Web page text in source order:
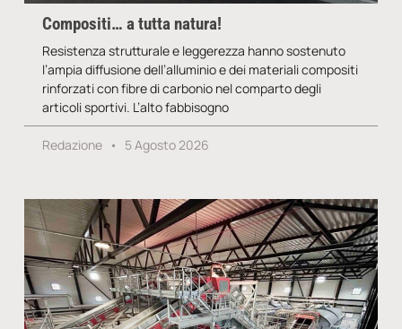
Compositi… a tutta natura!
Resistenza strutturale e leggerezza hanno sostenuto
l’ampia diffusione dell’alluminio e dei materiali compositi
rinforzati con fibre di carbonio nel comparto degli
articoli sportivi. L’alto fabbisogno
Redazione 5 Agosto 2026